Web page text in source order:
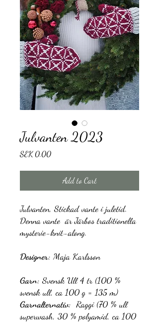
Julvanten 2023
SEK 0.00Price
Add to Cart
Julvanten, Stickad vante i juletid.
Denna vante är Järbos traditionella
mysterie-knit-along.
Designer: Maja Karlsson
Garn: Svensk Ull 4 tr (100 %
svensk ull, ca 100 g = 135 m)
Garnalternativ: Raggi (70 % ull
superwash, 30 % polyamid, ca 100